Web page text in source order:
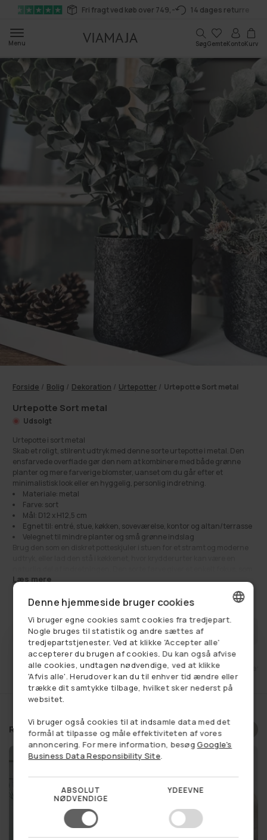
Gå til
indhold
Fri fragt ved køb over 749,- 14 dages returret
Menu SøgGemteKonto
Kurv
Kurv
Forside / Bolig / Dekoration / Urtepotter / Urtepotte Sort metal
Urtepotte Sort metal
Udsolgt
Urtepotte i sort metal
Skab et roligt, stilrent udtryk med denne sorte urtepotte i metal. Den
ensfarvede overflade gør den nem at kombinere med både grønne
planter og mere farverige blomster, uanset om du går efter et
minimalistisk look eller en hyggelig, personlig indretning.
Materiale: metal
Farve: sort
Mål: D12 x H12,5 cm
Egnet til: entré, stue, køkken, soveværelse, kontor og altan/terrasse
Velegnet til mindre planter og små grønne indslag
Brug den som en diskret potteskjuler i stuen for et stramt og moderne
lader planten tale for sig selv.
Se alt: Dekoration, Få på lager, Urtepotter
Læs mere
Normalpris
90,00 kr
FÅ BESKED NÅR VAREN ER PÅ LAGER
Fri fragt ved køb over 749,- 14 dages
Relaterede produkter
Vil du vinde en hemmelig
rabat til dit første køb?
DANISH
GERMAN
NORWEGIAN
SWEDISH
Denne hjemmeside bruger cookies
Vi bruger egne cookies samt cookies fra tredjepart.
Nogle bruges til statistik og andre sættes af
tredjepartstjenester. Ved at klikke 'Accepter alle'
accepterer du brugen af cookies. Du kan også afvise
alle cookies, undtagen nødvendige, ved at klikke
'Afvis alle'. Herudover kan du til enhver tid ændre eller
trække dit samtykke tilbage, hvilket sker nederst på
websitet.
Vi bruger også cookies til at indsamle data med det
formål at tilpasse og måle effektiviteten af vores
annoncering. For mere information, besøg Google's
Business Data Responsibility Site.
ABSOLUT
NØDVENDIGE
YDEEVNE